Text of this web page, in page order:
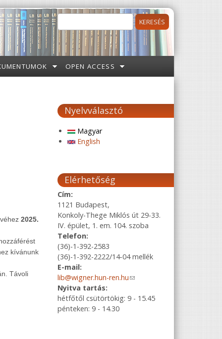
Keresés űrlap
OPEN ACCESS
2025.
kívánunk
Távoli
Nyelvválasztó
Magyar
English
Elérhetőség
Cím:
1121 Budapest,
Konkoly-Thege Miklós út 29-33.
IV. épület, 1. em. 104. szoba
Telefon:
(36)-1-392-2583
(36)-1-392-2222/14-04 mellék
E-mail:
lib@wigner.hun-ren.hu(link sends e-
Nyitva tartás:
hétfőtől csütörtökig: 9 - 15.45
pénteken: 9 - 14.30